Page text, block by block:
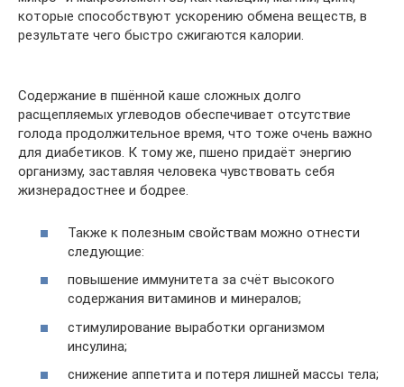
которые способствуют ускорению обмена веществ, в
результате чего быстро сжигаются калории.
Содержание в пшённой каше сложных долго
расщепляемых углеводов обеспечивает отсутствие
голода продолжительное время, что тоже очень важно
для диабетиков. К тому же, пшено придаёт энергию
организму, заставляя человека чувствовать себя
жизнерадостнее и бодрее.
Также к полезным свойствам можно отнести
следующие:
повышение иммунитета за счёт высокого
содержания витаминов и минералов;
стимулирование выработки организмом
инсулина;
снижение аппетита и потеря лишней массы тела;